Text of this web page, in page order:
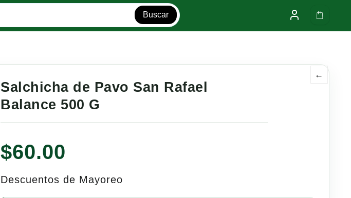
Buscar
←
Salchicha de Pavo San Rafael
Balance 500 G
$60.00
Descuentos de Mayoreo